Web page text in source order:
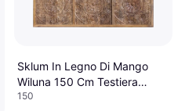
Sklum In Legno Di Mango
Wiluna 150 Cm Testiera
150cm
150